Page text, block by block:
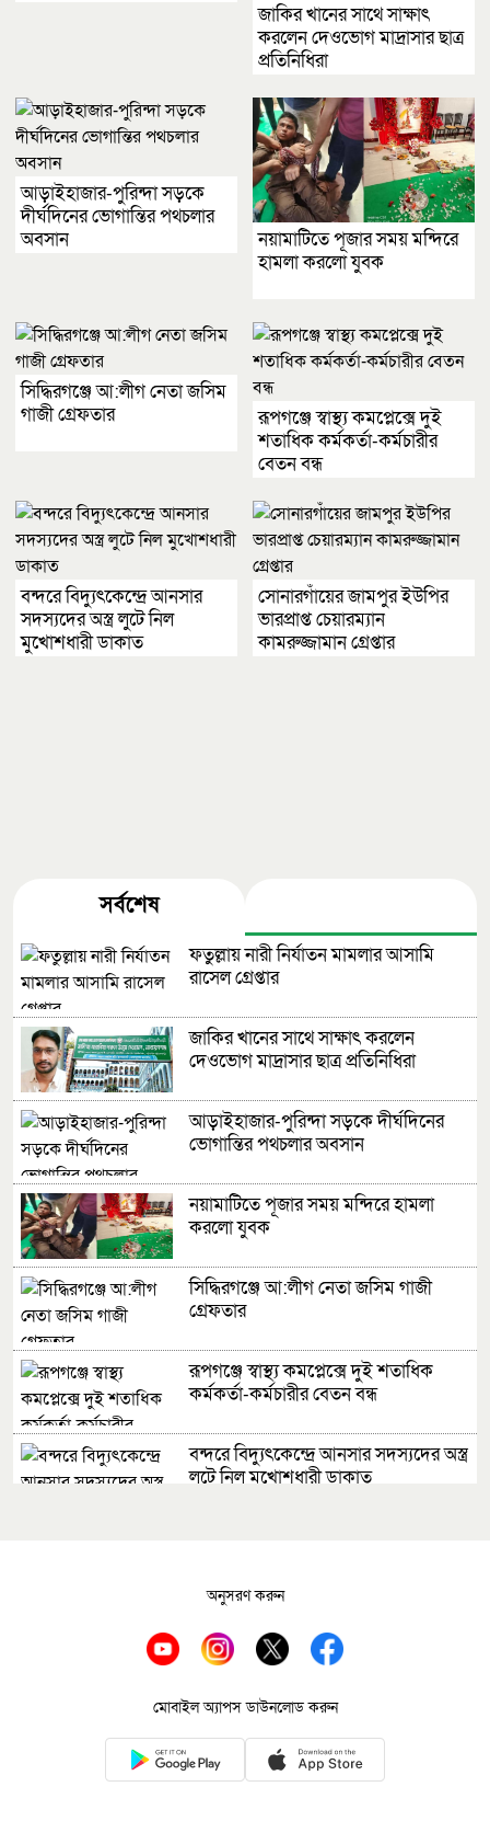
জাকির খানের সাথে সাক্ষাৎ
করলেন দেওভোগ মাদ্রাসার ছাত্র
প্রতিনিধিরা
আড়াইহাজার-পুরিন্দা সড়কে
দীর্ঘদিনের ভোগান্তির পথচলার
অবসান
নয়ামাটিতে পূজার সময় মন্দিরে
হামলা করলো যুবক
সিদ্ধিরগঞ্জে আ:লীগ নেতা জসিম
গাজী গ্রেফতার
রূপগঞ্জে স্বাস্থ্য কমপ্লেক্সে দুই
শতাধিক কর্মকর্তা-কর্মচারীর
বেতন বন্ধ
বন্দরে বিদ্যুৎকেন্দ্রে আনসার
সদস্যদের অস্ত্র লুটে নিল
মুখোশধারী ডাকাত
সোনারগাঁয়ের জামপুর ইউপির
ভারপ্রাপ্ত চেয়ারম্যান
কামরুজ্জামান গ্রেপ্তার
সর্বশেষ
ফতুল্লায় নারী নির্যাতন মামলার আসামি
রাসেল গ্রেপ্তার
জাকির খানের সাথে সাক্ষাৎ করলেন
দেওভোগ মাদ্রাসার ছাত্র প্রতিনিধিরা
আড়াইহাজার-পুরিন্দা সড়কে দীর্ঘদিনের
ভোগান্তির পথচলার অবসান
নয়ামাটিতে পূজার সময় মন্দিরে হামলা
করলো যুবক
সিদ্ধিরগঞ্জে আ:লীগ নেতা জসিম গাজী
গ্রেফতার
রূপগঞ্জে স্বাস্থ্য কমপ্লেক্সে দুই শতাধিক
কর্মকর্তা-কর্মচারীর বেতন বন্ধ
বন্দরে বিদ্যুৎকেন্দ্রে আনসার সদস্যদের অস্ত্র
লুটে নিল মুখোশধারী ডাকাত
শুনলেন ডিসি
আড়াইহাজারে জমি নিয়ে দুপক্ষের সংঘর্ষে
অনুসরণ করুন
মোবাইল অ্যাপস ডাউনলোড করুন